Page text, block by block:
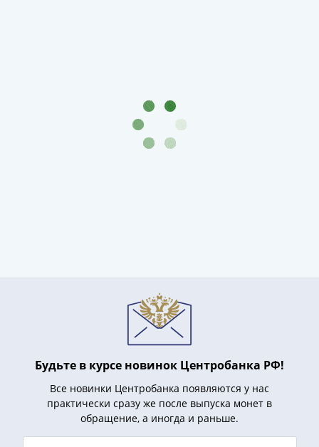
Будьте в курсе новинок Центробанка РФ!
Все новинки Центробанка появляются у нас
практически сразу же после выпуска монет в
обращение, а иногда и раньше.